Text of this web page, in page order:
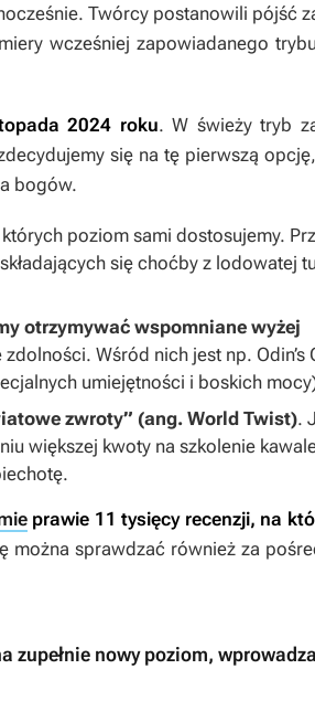
Twórcy postanowili pójść
wcześniej zapowiadanego
2024 roku. W świeży tryb
się na tę pierwszą
bogów.
których poziom sami dostosujemy.
się choćby z lodowatej
otrzymywać wspomniane wyżej
Wśród nich jest np. Odin’s
umiejętności i boskich
zwroty” (ang. World Twist).
większej kwoty na szkolenie
prawie 11 tysięcy recenzji, na
można sprawdzać również za
zupełnie nowy poziom,